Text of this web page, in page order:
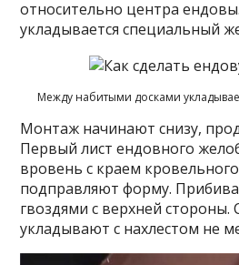
относительно центра
укладывается специальный
Между набитыми досками
Монтаж начинают снизу,
Первый лист ендовного
вровень с краем
подправляют форму.
гвоздями с верхней
укладывают с нахлестом не